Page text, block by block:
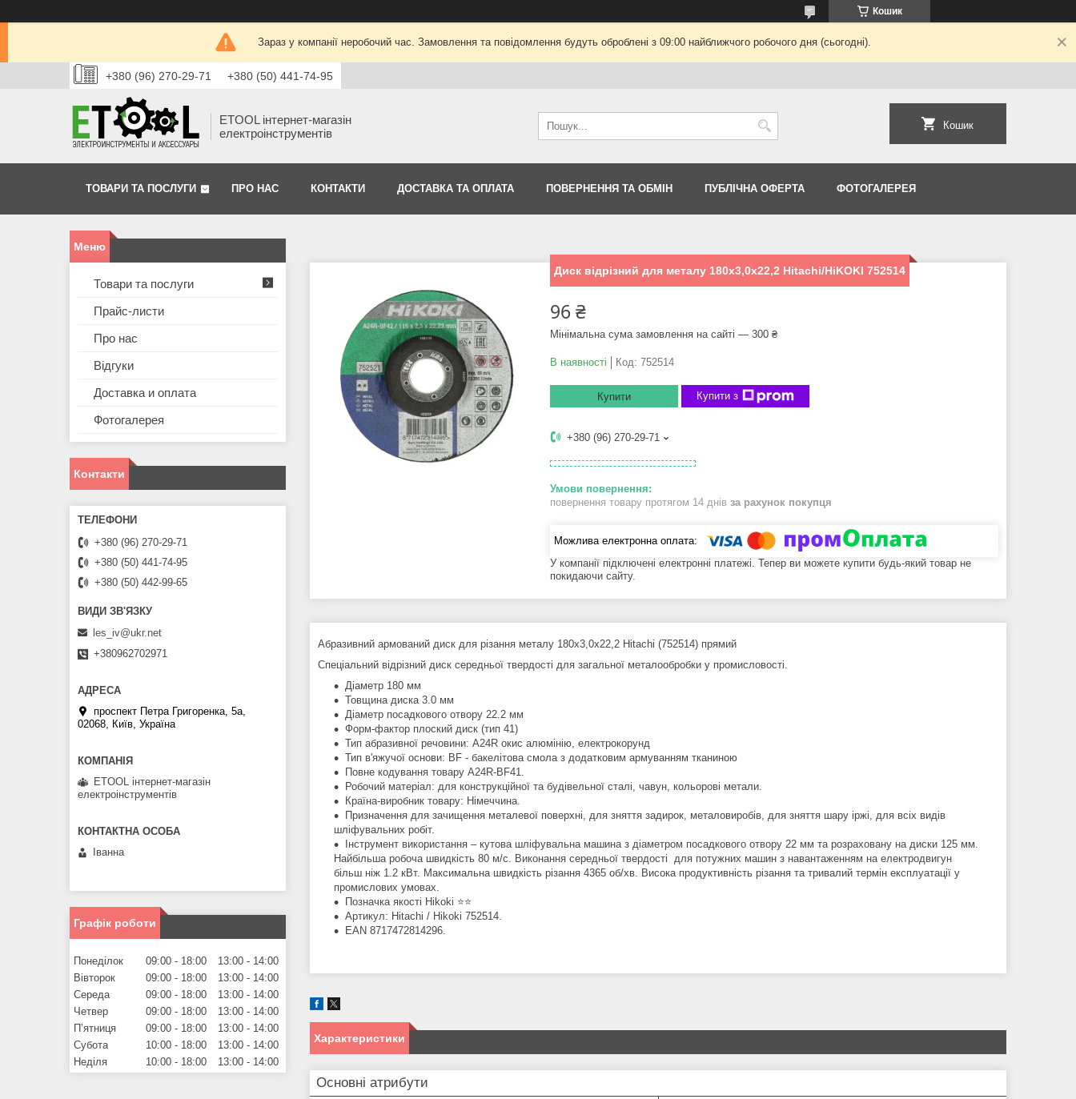
Кошик
Зараз у компанії неробочий час. Замовлення та повідомлення будуть оброблені з 09:00 найближчого робочого дня (сьогодні).
+380 (96) 270-29-71 +380 (50) 441-74-95
ETOOL інтернет-магазін
електроінструментів
Кошик
ТОВАРИ ТА ПОСЛУГИ ПРО НАС КОНТАКТИ ДОСТАВКА ТА ОПЛАТА ПОВЕРНЕННЯ ТА ОБМІН ПУБЛІЧНА ОФЕРТА ФОТОГАЛЕРЕЯ
Диск відрізний для металу 180х3,0х22,2 Hitachi/HiKOKI 752514
96 ₴
Мінімальна сума замовлення на сайті — 300 ₴
В наявності Код: 752514
Купити Купити з
+380 (96) 270-29-71
повернення товару протягом 14 днів за рахунок покупця
У компанії підключені електронні платежі. Тепер ви можете купити будь-який товар не
покидаючи сайту.
Абразивний армований диск для різання металу 180х3,0х22,2 Hitachi (752514) прямий
Спеціальний відрізний диск середньої твердості для загальної металообробки у промисловості.
Діаметр 180 мм
Товщина диска 3.0 мм
Діаметр посадкового отвору 22.2 мм
Форм-фактор плоский диск (тип 41)
Тип абразивної речовини: A24R окис алюмінію, електрокорунд
Тип в'яжучої основи: BF - бакелітова смола з додатковим армуванням тканиною
Повне кодування товару A24R-BF41.
Робочий матеріал: для конструкційної та будівельної сталі, чавун, кольорові метали.
Країна-виробник товару: Німеччина.
Призначення для зачищення металевої поверхні, для зняття задирок, металовиробів, для зняття шару іржі, для всіх видів
шліфувальних робіт.
Інструмент використання – кутова шліфувальна машина з діаметром посадкового отвору 22 мм та розраховану на диски 125 мм.
Найбільша робоча швидкість 80 м/с. Виконання середньої твердості для потужних машин з навантаженням на електродвигун
більш ніж 1.2 кВт. Максимальна швидкість різання 4365 об/хв. Висока продуктивність різання та тривалий термін експлуатації у
промислових умовах.
Позначка якості Hikoki ⭐️⭐️
Артикул: Hitachi / Hikoki 752514.
EAN 8717472814296.
Характеристики
Основні атрибути
Товари та послуги
Прайс-листи
Про нас
Відгуки
Доставка и оплата
Фотогалерея
Контакти
+380 (96) 270-29-71
+380 (50) 441-74-95
+380 (50) 442-99-65
les_iv@ukr.net
+380962702971
проспект Петра Григоренка, 5а,
02068, Київ, Україна
ETOOL інтернет-магазін
електроінструментів
Іванна
Графік роботи
Понеділок 09:00 18:00 13:00
14:00
Вівторок
09:00 18:00 13:00
14:00
Середа
09:00 18:00 13:00
14:00
Четвер
09:00 18:00 13:00
14:00
Пʼятниця
09:00 18:00 13:00
14:00
Субота
10:00 18:00 13:00
14:00
Неділя
10:00 18:00 13:00 14:00